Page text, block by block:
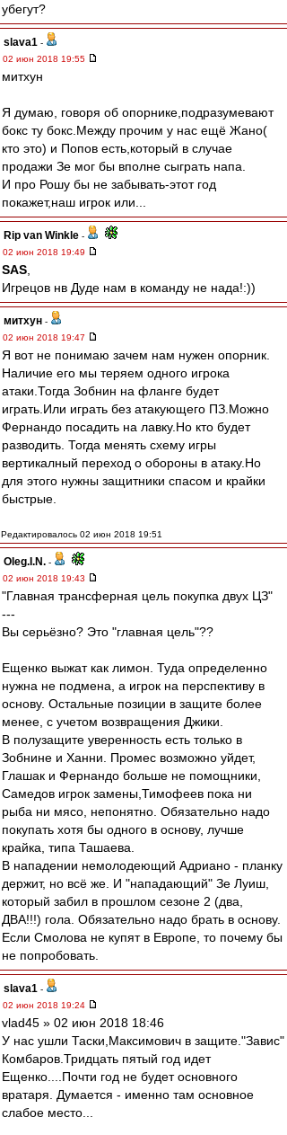
убегут?
slava1 -
02 июн 2018 19:55
митхун
Я думаю, говоря об опорнике,подразумевают
бокс ту бокс.Между прочим у нас ещё Жано(
кто это) и Попов есть,который в случае
продажи Зе мог бы вполне сыграть напа.
И про Рошу бы не забывать-этот год
покажет,наш игрок или...
Rip van Winkle -
02 июн 2018 19:49
SAS
Игрецов нв Дуде нам в команду не нада!:))
митхун -
02 июн 2018 19:47
Я вот не понимаю зачем нам нужен опорник.
Наличие его мы теряем одного игрока
атаки.Тогда Зобнин на фланге будет
играть.Или играть без атакующего ПЗ.Можно
Фернандо посадить на лавку.Но кто будет
разводить. Тогда менять схему игры
вертикалный переход о обороны в атаку.Но
для этого нужны защитники спасом и крайки
быстрые.
Редактировалось 02 июн 2018 19:51
Oleg.I.N. -
02 июн 2018 19:43
"Главная трансферная цель покупка двух ЦЗ"
---
Вы серьёзно? Это "главная цель"??
Ещенко выжат как лимон. Туда определенно
нужна не подмена, а игрок на перспективу в
основу. Остальные позиции в защите более
менее, с учетом возвращения Джики.
В полузащите уверенность есть только в
Зобнине и Ханни. Промес возможно уйдет,
Глашак и Фернандо больше не помощники,
Самедов игрок замены,Тимофеев пока ни
рыба ни мясо, непонятно. Обязательно надо
покупать хотя бы одного в основу, лучше
крайка, типа Ташаева.
В нападении немолодеющий Адриано - планку
держит, но всё же. И "нападающий" Зе Луиш,
который забил в прошлом сезоне 2 (два,
ДВА!!!) гола. Обязательно надо брать в основу.
Если Смолова не купят в Европе, то почему бы
не попробовать.
slava1 -
02 июн 2018 19:24
vlad45 » 02 июн 2018 18:46
У нас ушли Таски,Максимович в защите."Завис"
Комбаров.Тридцать пятый год идет
Ещенко....Почти год не будет основного
вратаря. Думается - именно там основное
слабое место...